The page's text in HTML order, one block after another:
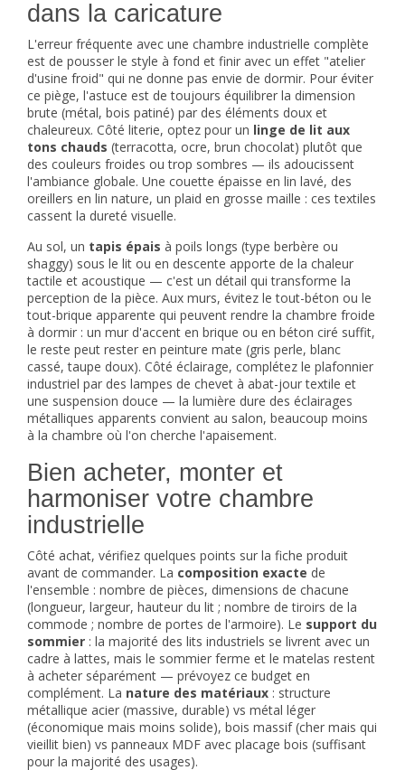
dans la caricature
L'erreur fréquente avec une chambre industrielle complète
est de pousser le style à fond et finir avec un effet "atelier
d'usine froid" qui ne donne pas envie de dormir. Pour éviter
ce piège, l'astuce est de toujours équilibrer la dimension
brute (métal, bois patiné) par des éléments doux et
chaleureux. Côté literie, optez pour un linge de lit aux
tons chauds (terracotta, ocre, brun chocolat) plutôt que
des couleurs froides ou trop sombres — ils adoucissent
l'ambiance globale. Une couette épaisse en lin lavé, des
oreillers en lin nature, un plaid en grosse maille : ces textiles
cassent la dureté visuelle.
Au sol, un tapis épais à poils longs (type berbère ou
shaggy) sous le lit ou en descente apporte de la chaleur
tactile et acoustique — c'est un détail qui transforme la
perception de la pièce. Aux murs, évitez le tout-béton ou le
tout-brique apparente qui peuvent rendre la chambre froide
à dormir : un mur d'accent en brique ou en béton ciré suffit,
le reste peut rester en peinture mate (gris perle, blanc
cassé, taupe doux). Côté éclairage, complétez le plafonnier
industriel par des lampes de chevet à abat-jour textile et
une suspension douce — la lumière dure des éclairages
métalliques apparents convient au salon, beaucoup moins
à la chambre où l'on cherche l'apaisement.
Bien acheter, monter et
harmoniser votre chambre
industrielle
Côté achat, vérifiez quelques points sur la fiche produit
avant de commander. La composition exacte de
l'ensemble : nombre de pièces, dimensions de chacune
(longueur, largeur, hauteur du lit ; nombre de tiroirs de la
commode ; nombre de portes de l'armoire). Le support du
sommier : la majorité des lits industriels se livrent avec un
cadre à lattes, mais le sommier ferme et le matelas restent
à acheter séparément — prévoyez ce budget en
complément. La nature des matériaux : structure
métallique acier (massive, durable) vs métal léger
(économique mais moins solide), bois massif (cher mais qui
vieillit bien) vs panneaux MDF avec placage bois (suffisant
pour la majorité des usages).